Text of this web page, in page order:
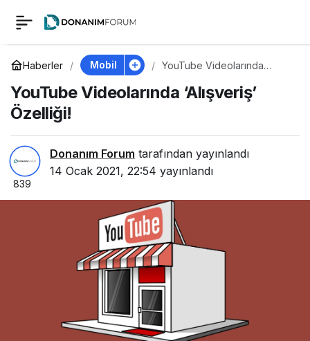
Haberler Mobil
YouTube Videolarında
YouTube Videolarında ‘Alışveriş’
Özelliği!
Donanım Forum tarafından yayınlandı
14 Ocak 2021, 22:54 yayınlandı
839
YouTube
Videolarında
‘Alışveriş’ Özelliği!